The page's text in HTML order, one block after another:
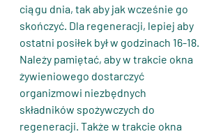
ciągu dnia, tak aby jak wcześnie go
skończyć. Dla regeneracji, lepiej aby
ostatni posiłek był w godzinach 16-18.
Należy pamiętać, aby w trakcie okna
żywieniowego dostarczyć
organizmowi niezbędnych
składników spożywczych do
regeneracji. Także w trakcie okna